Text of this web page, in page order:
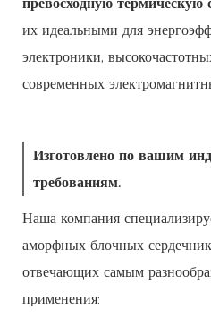
их идеальными для
электроники,
современных
Изготовлено по вашим
требованиям.
Наша компания
аморфных блочных
отвечающих самым
применения: